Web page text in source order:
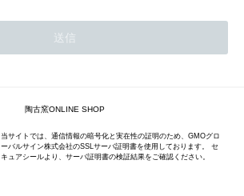
陶古窯ONLINE SHOP
当サイトでは、通信情報の暗号化と実在性の証明のため、GMOグロ
ーバルサイン株式会社のSSLサーバ証明書を使用しております。 セ
キュアシールより、サーバ証明書の検証結果をご確認ください。